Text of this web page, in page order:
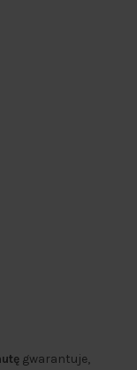
gwarantuje,